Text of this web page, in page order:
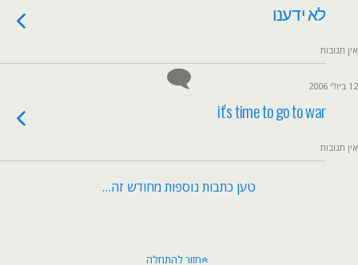
לא ידענו
אין תגובות
12 ביולי 2006
it's time to go to war
אין תגובות
טען כתבות נוספות מחודש זה…
חזור להתחלה